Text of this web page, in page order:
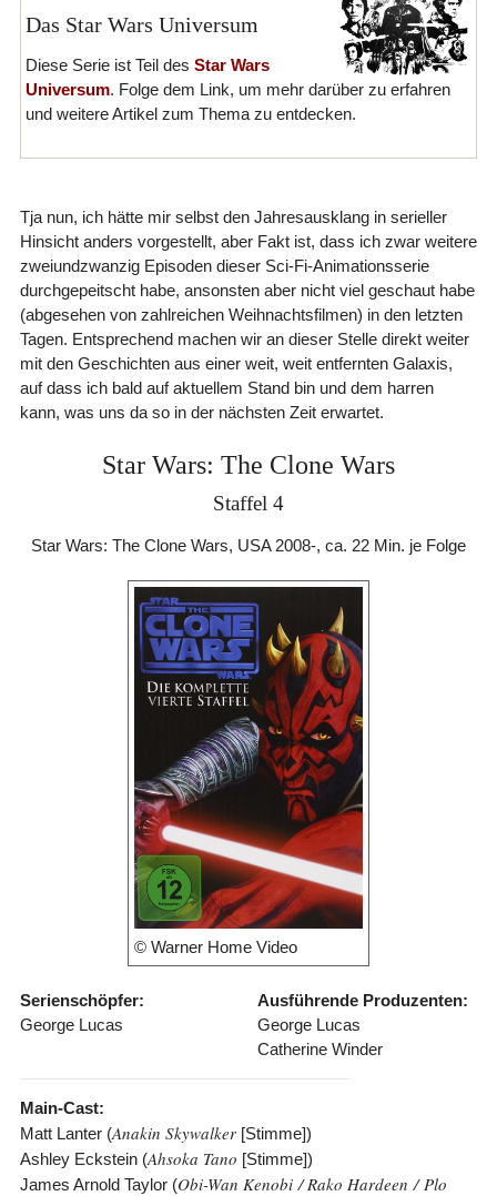
Das Star Wars Universum
Diese Serie ist Teil des Star Wars
Universum. Folge dem Link, um mehr darüber zu erfahren
und weitere Artikel zum Thema zu entdecken.
Tja nun, ich hätte mir selbst den Jahresausklang in serieller
Hinsicht anders vorgestellt, aber Fakt ist, dass ich zwar weitere
zweiundzwanzig Episoden dieser Sci-Fi-Animationsserie
durchgepeitscht habe, ansonsten aber nicht viel geschaut habe
(abgesehen von zahlreichen Weihnachtsfilmen) in den letzten
Tagen. Entsprechend machen wir an dieser Stelle direkt weiter
mit den Geschichten aus einer weit, weit entfernten Galaxis,
auf dass ich bald auf aktuellem Stand bin und dem harren
kann, was uns da so in der nächsten Zeit erwartet.
Star Wars: The Clone Wars
Staffel 4
Star Wars: The Clone Wars, USA 2008-, ca. 22 Min. je Folge
© Warner Home Video
Serienschöpfer:
George Lucas
Ausführende Produzenten:
George Lucas
Catherine Winder
Main-Cast:
Matt Lanter (Anakin Skywalker[Stimme])
Ashley Eckstein (Ahsoka Tano [Stimme])
James Arnold Taylor (Obi-Wan Kenobi / Rako Hardeen / Plo